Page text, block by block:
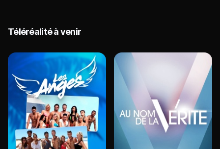
Téléréalité à venir